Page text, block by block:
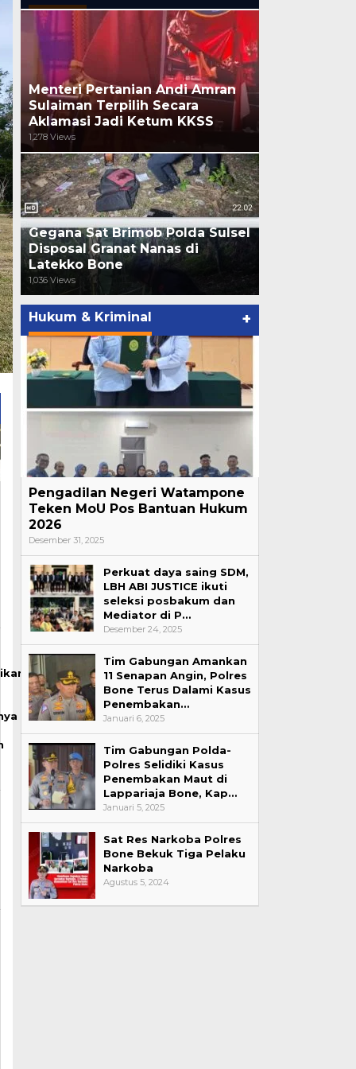
Menteri Pertanian Andi Amran
Sulaiman Terpilih Secara
Aklamasi Jadi Ketum KKSS
1,278 Views
Gegana Sat Brimob Polda Sulsel
Disposal Granat Nanas di
Latekko Bone
1,036 Views
Hukum & Kriminal +
Pengadilan Negeri Watampone
Teken MoU Pos Bantuan Hukum
2026
Desember 31, 2025
Perkuat daya saing SDM,
LBH ABI JUSTICE ikuti
seleksi posbakum dan
Mediator di P…
Desember 24, 2025
Tim Gabungan Amankan
11 Senapan Angin, Polres
Bone Terus Dalami Kasus
Penembakan…
Januari 6, 2025
Tim Gabungan Polda-
Polres Selidiki Kasus
Penembakan Maut di
Lappariaja Bone, Kap…
Januari 5, 2025
Sat Res Narkoba Polres
Bone Bekuk Tiga Pelaku
Narkoba
Agustus 5, 2024